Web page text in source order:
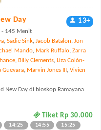
Day 13+
- 145 Menit
, Sadie Sink, Jacob Batalon, Jon
Mando, Mark Ruffalo, Zarra
, Billy Clements, Liza Colón-
Guevara, Marvin Jones III, Vivien
New Day di bioskop Ramayana
Tiket Rp 30.000
14:25 14:55
15:25